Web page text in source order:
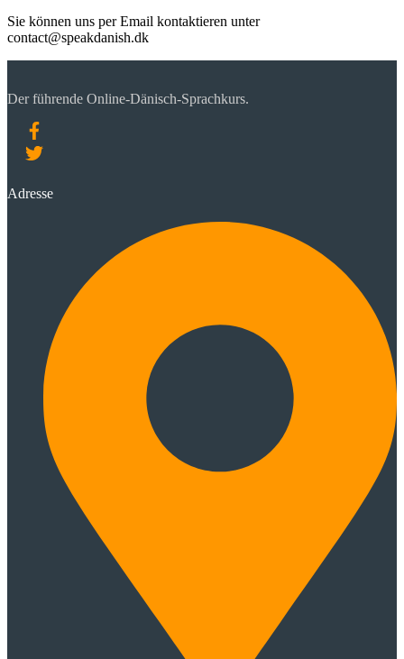
Sie können uns per Email kontaktieren unter
contact@speakdanish.dk
Der führende Online-Dänisch-Sprachkurs.
Adresse